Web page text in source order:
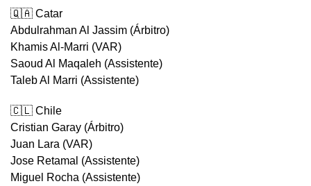
🇶🇦 Catar
Abdulrahman Al Jassim (Árbitro)
Khamis Al-Marri (VAR)
Saoud Al Maqaleh (Assistente)
Taleb Al Marri (Assistente)
🇨🇱 Chile
Cristian Garay (Árbitro)
Juan Lara (VAR)
Jose Retamal (Assistente)
Miguel Rocha (Assistente)